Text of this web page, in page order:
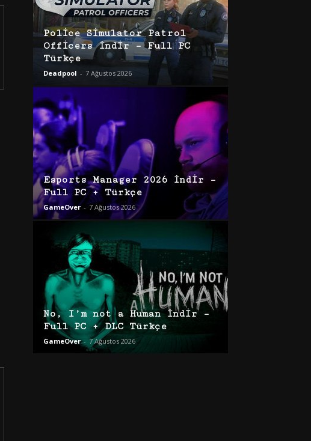
Police Simulator Patrol
Officers İndir – Full PC
Türkçe
Deadpool - 7 Ağustos 2026
Esports Manager 2026 İndir –
Full PC + Türkçe
GameOver - 7 Ağustos 2026
No, I’m not a Human İndir –
Full PC + DLC Türkçe
GameOver - 7 Ağustos 2026